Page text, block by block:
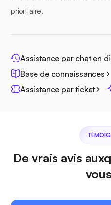
prioritaire.
Assistance par chat en
Base de connaissances
Assistance par ticket
De vrais avis